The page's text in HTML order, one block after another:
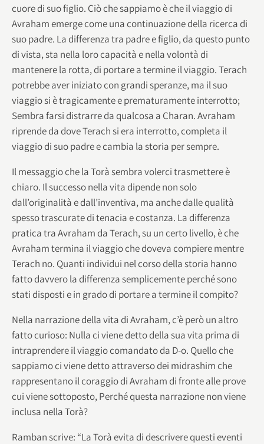
cuore di suo figlio. Ciò che sappiamo è che il viaggio di
Avraham emerge come una continuazione della ricerca di
suo padre. La differenza tra padre e figlio, da questo punto
di vista, sta nella loro capacità e nella volontà di
mantenere la rotta, di portare a termine il viaggio. Terach
potrebbe aver iniziato con grandi speranze, ma il suo
viaggio si è tragicamente e prematuramente interrotto;
Sembra farsi distrarre da qualcosa a Charan. Avraham
riprende da dove Terach si era interrotto, completa il
viaggio di suo padre e cambia la storia per sempre.
Il messaggio che la Torà sembra volerci trasmettere è
chiaro. Il successo nella vita dipende non solo
dall’originalità e dall’inventiva, ma anche dalle qualità
spesso trascurate di tenacia e costanza. La differenza
pratica tra Avraham da Terach, su un certo livello, è che
Avraham termina il viaggio che doveva compiere mentre
Terach no. Quanti individui nel corso della storia hanno
fatto davvero la differenza semplicemente perché sono
stati disposti e in grado di portare a termine il compito?
Nella narrazione della vita di Avraham, c’è però un altro
fatto curioso: Nulla ci viene detto della sua vita prima di
intraprendere il viaggio comandato da D-o. Quello che
sappiamo ci viene detto attraverso dei midrashim che
rappresentano il coraggio di Avraham di fronte alle prove
cui viene sottoposto, Perché questa narrazione non viene
inclusa nella Torà?
Ramban scrive: “La Torà evita di descrivere questi eventi